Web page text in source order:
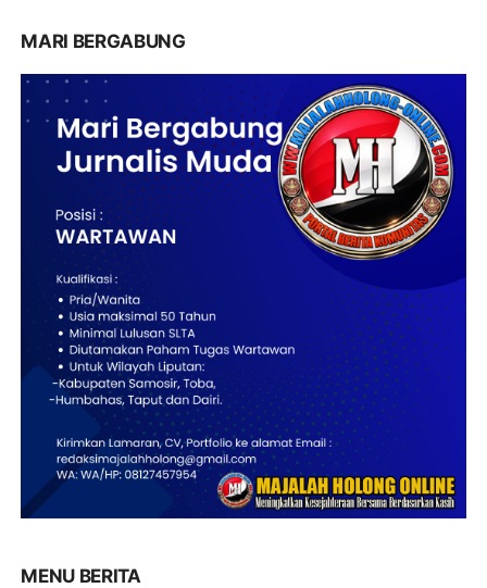
MARI BERGABUNG
MENU BERITA